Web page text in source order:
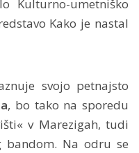
Kulturno-umetniško
Kako je nastal
svojo petnajsto
, bo tako na sporedu
v Marezigah, tudi
Na odru se